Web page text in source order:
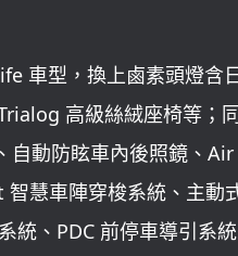
車型，換上鹵素頭燈含
高級絲絨座椅等；
自動防眩車內後照鏡、Air
慧車陣穿梭系統、主動
統、PDC 前停車導引系